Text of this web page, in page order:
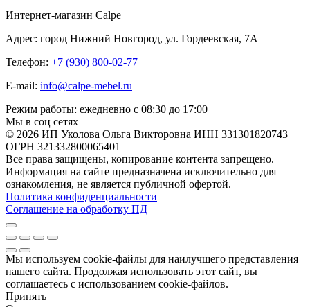
Интернет-магазин Calpe
Адрес: город Нижний Новгород, ул. Гордеевская, 7А
Телефон: +7 (930) 800-02-77
E-mail: info@calpe-mebel.ru
Режим работы: ежедневно с 08:30 до 17:00
Мы в соц сетях
© 2026 ИП Уколова Ольга Викторовна ИНН 331301820743
ОГРН 321332800065401
Все права защищены, копирование контента запрещено.
Информация на сайте предназначена исключительно для
ознакомления, не является публичной офертой.
Политика конфиденциальности
Соглашение на обработку ПД
Мы используем cookie-файлы для наилучшего представления
нашего сайта. Продолжая использовать этот сайт, вы
соглашаетесь с использованием cookie-файлов.
Принять